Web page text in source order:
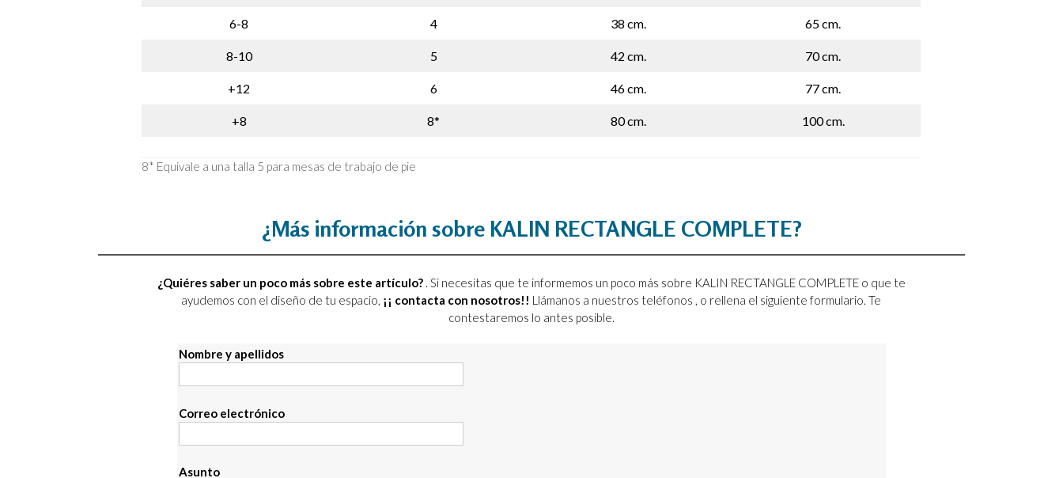
6-8 4 38 cm. 65 cm.
8-10 5 42 cm. 70 cm.
+12 6 46 cm. 77 cm.
+8 8* 80 cm. 100 cm.
8* Equivale a una talla 5 para mesas de trabajo de pie
¿Más información sobre KALIN RECTANGLE COMPLETE?
¿Quiéres saber un poco más sobre este artículo?. Si necesitas que te informemos un poco más sobre KALIN RECTANGLE COMPLETE o que te
ayudemos con el diseño de tu espacio, ¡¡ contacta con nosotros!! Llámanos a nuestros teléfonos
, o rellena el siguiente formulario. Te
contestaremos lo antes posible.
Nombre y apellidos
Correo electrónico
Asunto